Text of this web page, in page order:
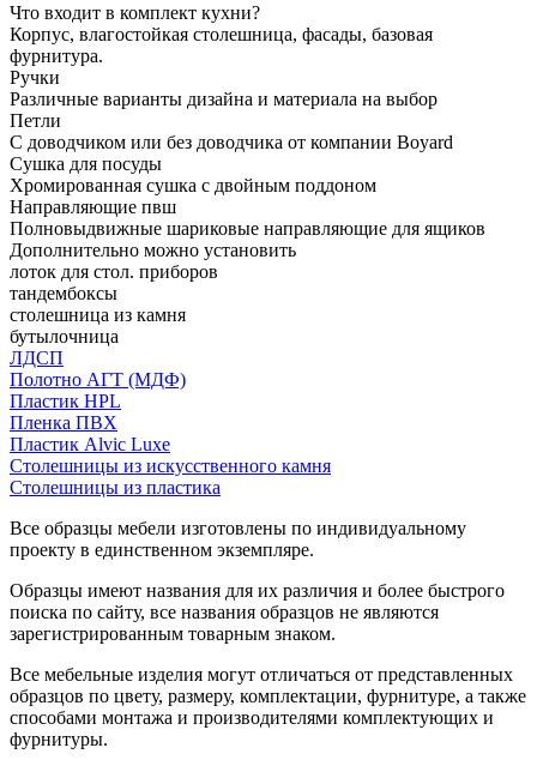
Что входит в комплект кухни?
Корпус, влагостойкая столешница, фасады, базовая
фурнитура.
Ручки
Различные варианты дизайна и материала на выбор
Петли
С доводчиком или без доводчика от компании Boyard
Сушка для посуды
Хромированная сушка с двойным поддоном
Направляющие пвш
Полновыдвижные шариковые направляющие для ящиков
Дополнительно можно установить
лоток для стол. приборов
тандембоксы
столешница из камня
бутылочница
ЛДСП
Полотно АГТ (МДФ)
Пластик HPL
Пленка ПВХ
Пластик Alvic Luxe
Столешницы из искусственного камня
Столешницы из пластика
Все образцы мебели изготовлены по индивидуальному
проекту в единственном экземпляре.
Образцы имеют названия для их различия и более быстрого
поиска по сайту, все названия образцов не являются
зарегистрированным товарным знаком.
Все мебельные изделия могут отличаться от представленных
образцов по цвету, размеру, комплектации, фурнитуре, а также
способами монтажа и производителями комплектующих и
фурнитуры.